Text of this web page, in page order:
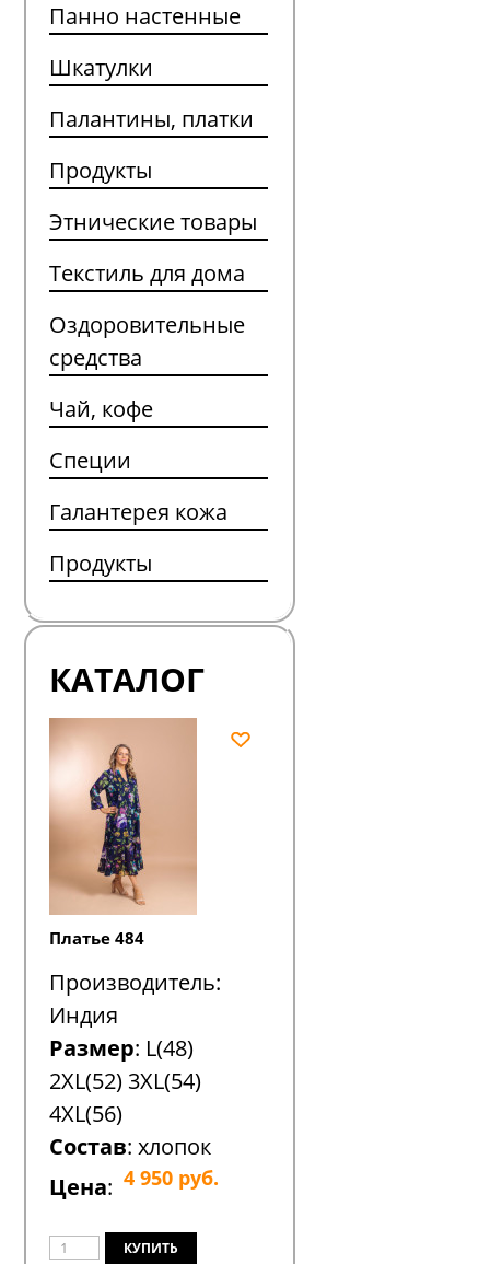
Панно настенные
Шкатулки
Палантины, платки
Продукты
Этнические товары
Текстиль для дома
Оздоровительные
средства
Чай, кофе
Специи
Галантерея кожа
Продукты
КАТАЛОГ
Платье 484
Производитель:
Индия
Размер: L(48)
2XL(52) 3XL(54)
4XL(56)
Состав: хлопок
Цена: 4 950 руб.